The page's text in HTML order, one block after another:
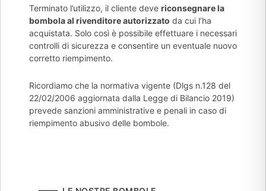
Terminato l’utilizzo, il cliente deve riconsegnare la
bombola al rivenditore autorizzato da cui l’ha
acquistata. Solo così è possibile effettuare i necessari
controlli di sicurezza e consentire un eventuale nuovo
corretto riempimento.
Ricordiamo che la normativa vigente (Dlgs n.128 del
22/02/2006 aggiornata dalla Legge di Bilancio 2019)
prevede sanzioni amministrative e penali in caso di
riempimento abusivo delle bombole.